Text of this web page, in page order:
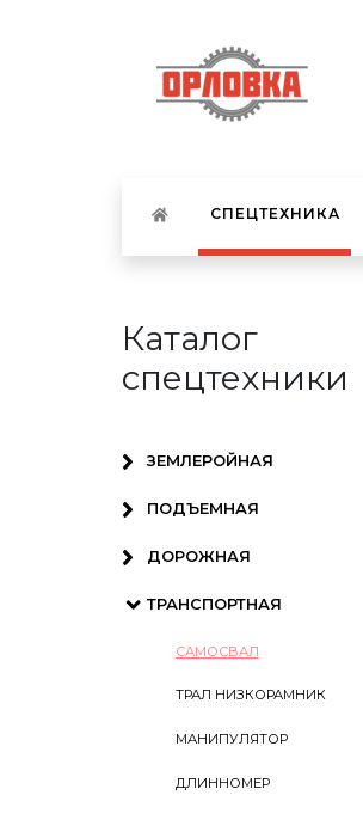
СПЕЦТЕХНИКА
Каталог
спецтехники
ЗЕМЛЕРОЙНАЯ
ПОДЪЕМНАЯ
ДОРОЖНАЯ
ТРАНСПОРТНАЯ
САМОСВАЛ
ТРАЛ НИЗКОРАМНИК
МАНИПУЛЯТОР
ДЛИННОМЕР